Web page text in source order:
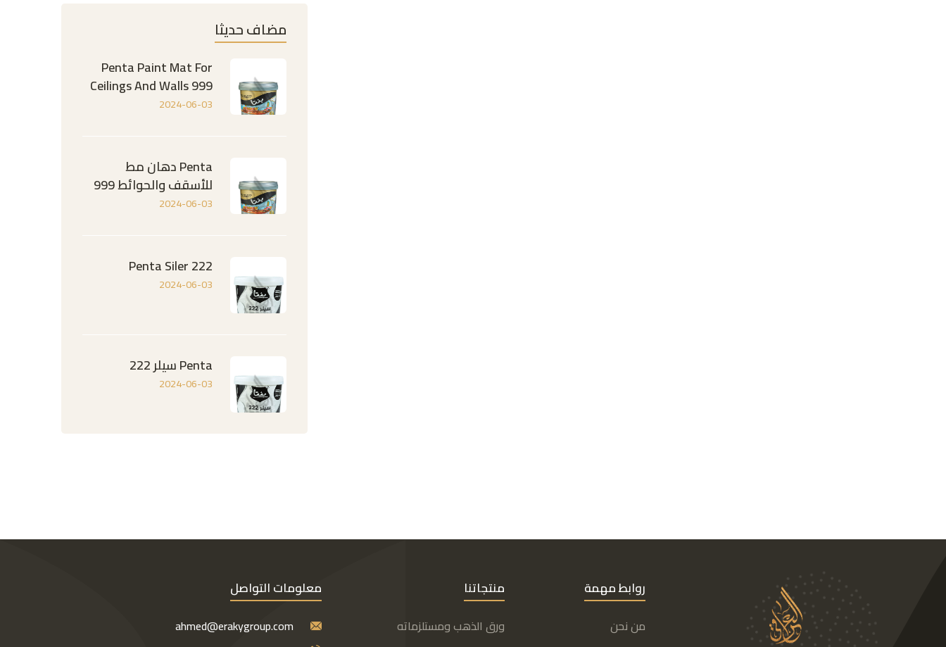
مضاف حديثا
Penta Paint Mat For
Ceilings And Walls 999
2024-06-03
Penta دهان مط
للأسقف والحوائط 999
2024-06-03
Penta Siler 222
2024-06-03
Penta سيلر 222
2024-06-03
روابط مهمة
من نحن
منتجاتنا
ورق الذهب ومستلزماته
معلومات التواصل
ahmed@erakygroup.com